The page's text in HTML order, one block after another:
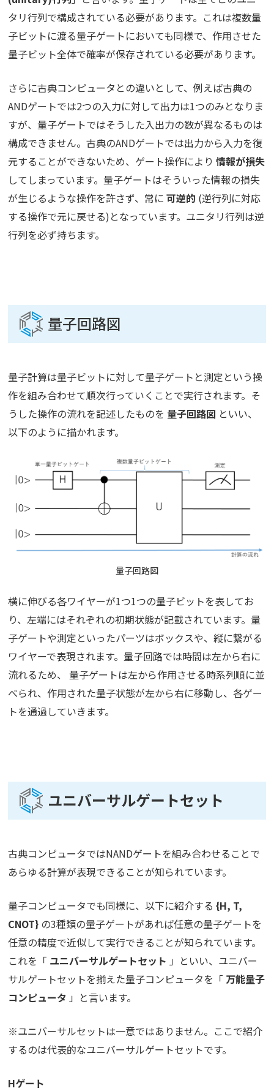
タリ行列で構成されている必要があります。これは複数量
子ビットに渡る量子ゲートにおいても同様で、作用させた
量子ビット全体で確率が保存されている必要があります。
さらに古典コンピュータとの違いとして、例えば古典の
ANDゲートでは2つの入力に対して出力は1つのみとなりま
すが、量子ゲートではそうした入出力の数が異なるものは
構成できません。古典のANDゲートでは出力から入力を復
元することができないため、ゲート操作により情報が損失
してしまっています。量子ゲートはそういった情報の損失
が生じるような操作を許さず、常に可逆的 (逆行列に対応
する操作で元に戻せる)となっています。ユニタリ行列は逆
行列を必ず持ちます。
量子回路図
量子計算は量子ビットに対して量子ゲートと測定という操
作を組み合わせて順次行っていくことで実行されます。そ
うした操作の流れを記述したものを 量子回路図 といい、
以下のように描かれます。
量子回路図
横に伸びる各ワイヤーが1つ1つの量子ビットを表してお
り、左端にはそれぞれの初期状態が記載されています。量
子ゲートや測定といったパーツはボックスや、縦に繋がる
ワイヤーで表現されます。量子回路では時間は左から右に
流れるため、 量子ゲートは左から作用させる時系列順に並
べられ、作用された量子状態が左から右に移動し、各ゲー
トを通過していきます。
ユニバーサルゲートセット
古典コンピュータではNANDゲートを組み合わせることで
あらゆる計算が表現できることが知られています。
量子コンピュータでも同様に、以下に紹介する{H, T,
CNOT} の3種類の量子ゲートがあれば任意の量子ゲートを
任意の精度で近似して実行できることが知られています。
これを「 ユニバーサルゲートセット 」といい、ユニバー
サルゲートセットを揃えた量子コンピュータを「 万能量子
コンピュータ 」と言います。
※ユニバーサルセットは一意ではありません。ここで紹介
するのは代表的なユニバーサルゲートセットです。
Hゲート